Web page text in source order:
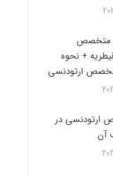
متخصص
+ نحوه
ارتودنسی
در
آن